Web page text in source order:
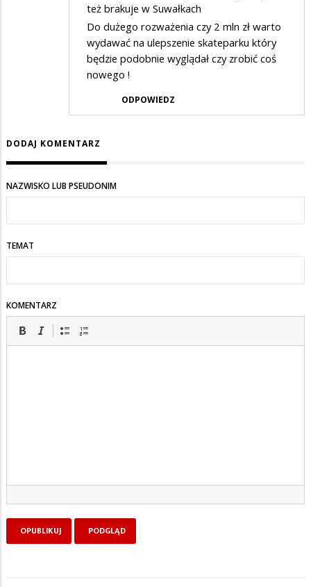
też brakuje w Suwałkach
Do dużego rozważenia czy 2 mln zł warto
wydawać na ulepszenie skateparku który
będzie podobnie wyglądał czy zrobić coś
nowego !
ODPOWIEDZ
DODAJ KOMENTARZ
NAZWISKO LUB PSEUDONIM
TEMAT
KOMENTARZ